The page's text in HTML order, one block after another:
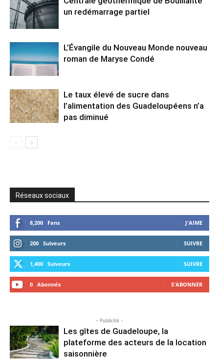
un redémarrage partiel
L’Évangile du Nouveau Monde nouveau
roman de Maryse Condé
Le taux élevé de sucre dans
l’alimentation des Guadeloupéens n’a
pas diminué
Réseaux sociaux
8,200 Fans J'AIME
200 Suiveurs SUIVRE
1,400 Suiveurs SUIVRE
0 Abonnés S'ABONNER
- Publicité -
Les gîtes de Guadeloupe, la
plateforme des acteurs de la location
saisonnière